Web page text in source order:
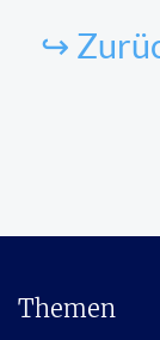
↪
Themen